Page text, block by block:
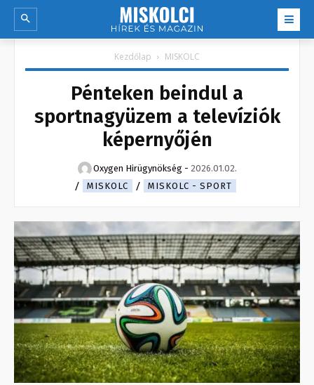
Kezdőlap MISKOLC
Pénteken beindul a
sportnagyüzem a televíziók
képernyőjén
Oxygen Hirügynökség - 2026.01.02.
MISKOLC
MISKOLC - SPORT